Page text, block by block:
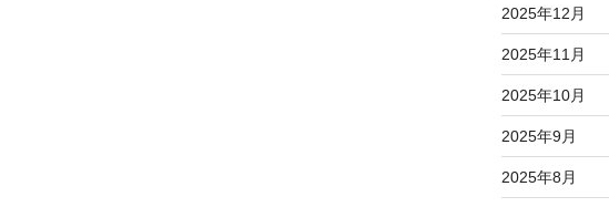
2025年12月
2025年11月
2025年10月
2025年9月
2025年8月